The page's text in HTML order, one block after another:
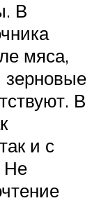
В
мяса,
В
и с
Не